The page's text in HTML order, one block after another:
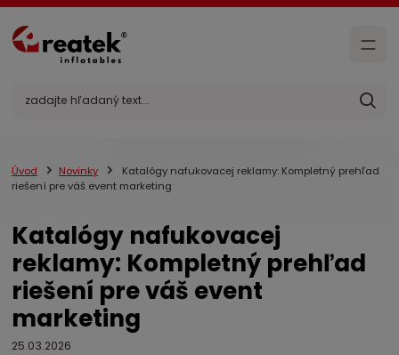
Úvod Novinky
Katalógy nafukovacej reklamy: Kompletný prehľad
riešení pre váš event marketing
Katalógy nafukovacej
reklamy: Kompletný prehľad
riešení pre váš event
marketing
25.03.2026